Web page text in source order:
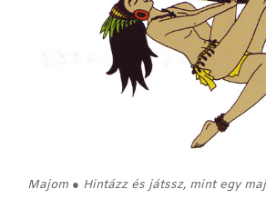
Majom ● Hintázz és játssz, mint egy